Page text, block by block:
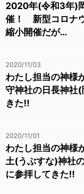
2020年(令和3年)
催！ 新型コロナ
縮小開催だが…
2020/11/03
わたし担当の神
守神社の日長神社
きた!!
2020/11/01
わたし担当の神
土(うぶすな)神社
に参拝してきた!!